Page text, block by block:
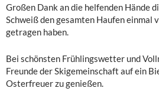
Großen Dank an die helfenden Hände
Schweiß den gesamten Haufen einmal
getragen haben.
Bei schönsten Frühlingswetter und
Freunde der Skigemeinschaft auf ein
Osterfreuer zu genießen.